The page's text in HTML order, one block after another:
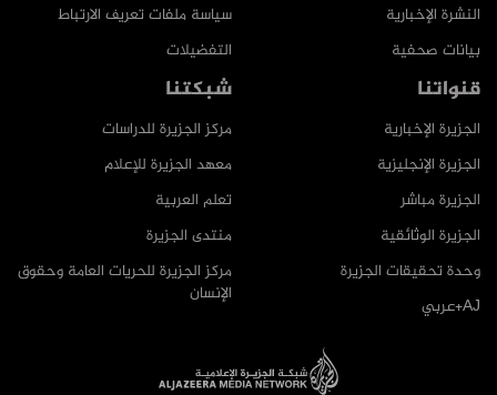
سياسة ملفات تعريف الارتباط
التفضيلات
النشرة الإخبارية
بيانات صحفية
شبكتنا
مركز الجزيرة للدراسات
معهد الجزيرة للإعلام
تعلم العربية
منتدى الجزيرة
مركز الجزيرة للحريات العامة وحقوق
الإنسان
قنواتنا
الجزيرة الإخبارية
الجزيرة الإنجليزية
الجزيرة مباشر
الجزيرة الوثائقية
وحدة تحقيقات الجزيرة
AJ+عربي